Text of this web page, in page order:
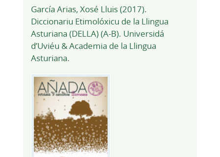
García Arias, Xosé Lluis (2017).
Diccionariu Etimolóxicu de la Llingua
Asturiana (DELLA) (A-B). Universidá
d’Uviéu & Academia de la Llingua
Asturiana.